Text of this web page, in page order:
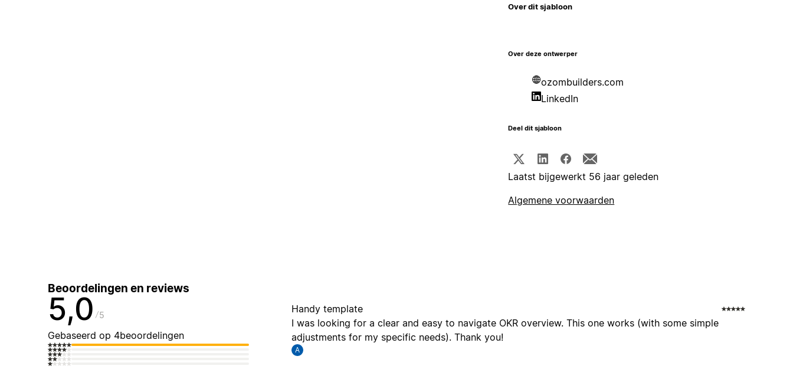
Over dit sjabloon
Over deze ontwerper
ozombuilders.com
LinkedIn
Deel dit sjabloon
Laatst bijgewerkt 56 jaar geleden
Algemene voorwaarden
Beoordelingen en reviews
5,0 5
Gebaseerd op 4beoordelingen
Handy template
I was looking for a clear and easy to navigate OKR overview. This one works (with some simple
adjustments for my specific needs). Thank you!
A